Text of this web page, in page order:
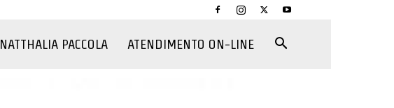
NATTHALIA PACCOLA ATENDIMENTO ON-LINE